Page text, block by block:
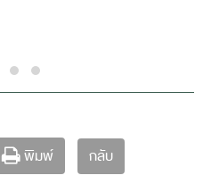
พิมพ์ กลับ